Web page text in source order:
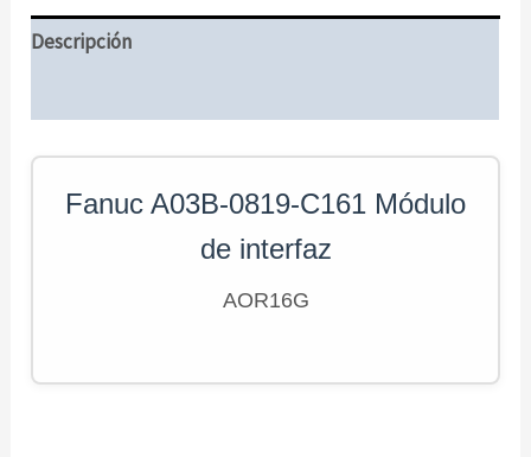
Descripción
Fanuc A03B-0819-C161 Módulo
de interfaz
AOR16G